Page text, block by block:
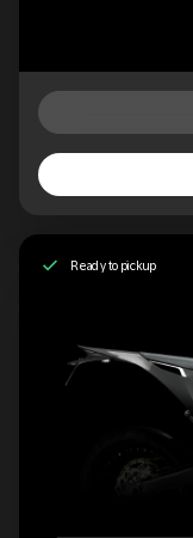
Ready to pickup